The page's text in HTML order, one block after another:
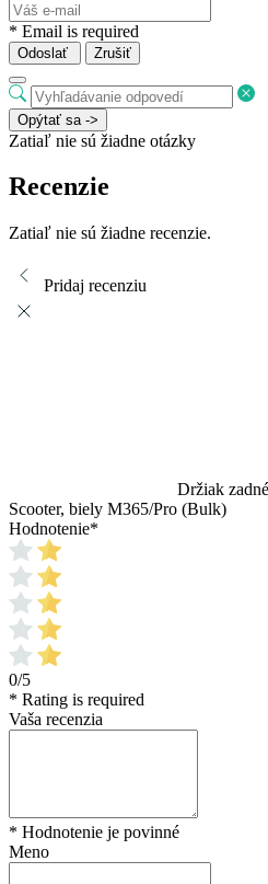
* Email is required
Odoslať Zrušiť
Opýtať sa ->
Zatiaľ nie sú žiadne otázky
Recenzie
Zatiaľ nie sú žiadne recenzie.
Pridaj recenziu
Držiak
Scooter, biely M365/Pro (Bulk)
Hodnotenie*
0/5
* Rating is required
Vaša recenzia
* Hodnotenie je povinné
Meno